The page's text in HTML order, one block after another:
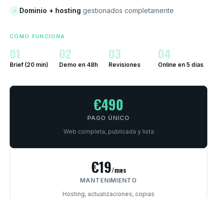
✓ Dominio + hosting gestionados completamente
CÓMO FUNCIONA
01
Brief (20 min)
02
Demo en 48h
03
Revisiones
04
Online en 5 días
€490
PAGO ÚNICO
Web completa, publicada y lista
€19/mes
MANTENIMIENTO
Hosting, actualizaciones, copias